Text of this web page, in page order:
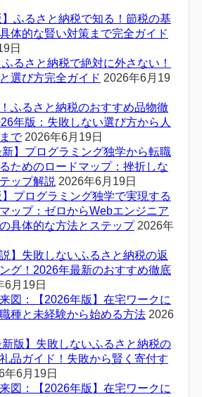
】ふるさと納税で知る！節税の基
体的な賢い対策まで完全ガイド
日
るさと納税で絶対に外さない！
選び方完全ガイド 2026年6月19
ふるさと納税のおすすめ品物徹
年版：失敗しない選び方から人
で 2026年6月19日
新】プログラミング独学から転職
ためのロードマップ：挫折しな
ップ解説 2026年6月19日
】プログラミング独学で実現する
ップ：ゼロからWebエンジニア
具体的な方法とステップ 2026年
説】失敗しないふるさと納税の返
グ！2026年最新のおすすめ徹底
6月19日
図：【2026年版】在宅ワークに
種と未経験から始める方法 2026
新版】失敗しないふるさと納税の
品ガイド！失敗から賢く寄付す
年6月19日
図：【2026年版】在宅ワークに